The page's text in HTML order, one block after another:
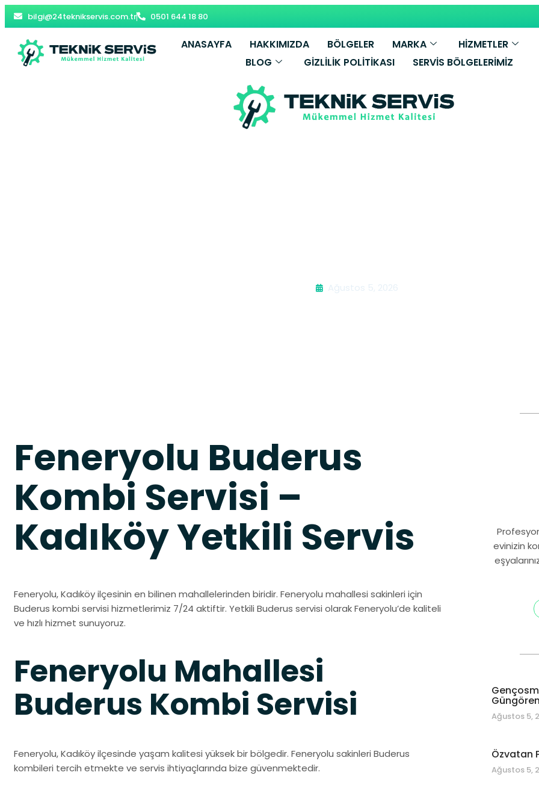
bilgi@24teknikservis.com.tr 0501 644 18 80
ANASAYFA HAKKIMIZDA BÖLGELER MARKA HİZMETLER
BLOG
GIZLILIK POLITIKASI SERVIS BÖLGELERIMIZ
Ağustos 5, 2026
Feneryolu Buderus
Kombi Servisi –
Kadıköy Yetkili Servis
Feneryolu, Kadıköy ilçesinin en bilinen mahallelerinden biridir. Feneryolu mahallesi sakinleri için
Buderus kombi servisi hizmetlerimiz 7/24 aktiftir. Yetkili Buderus servisi olarak Feneryolu’de kaliteli
ve hızlı hizmet sunuyoruz.
Feneryolu Mahallesi
Buderus Kombi Servisi
Feneryolu, Kadıköy ilçesinde yaşam kalitesi yüksek bir bölgedir. Feneryolu sakinleri Buderus
kombileri tercih etmekte ve servis ihtiyaçlarında bize güvenmektedir.
evinizin
Ağustos 5,
Özvatan
Ağustos 5,